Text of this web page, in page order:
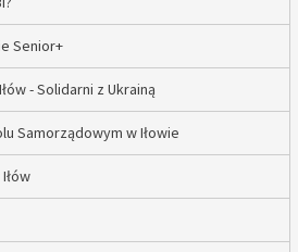
Senior+
- Solidarni z Ukrainą
Samorządowym w Iłowie